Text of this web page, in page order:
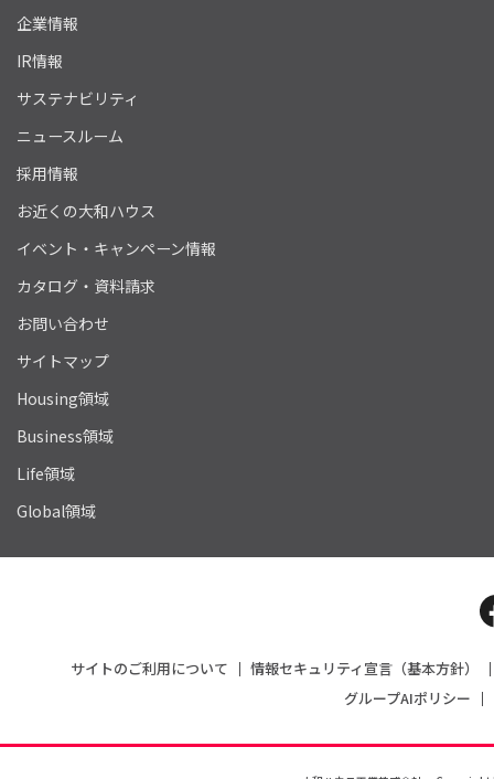
企業情報
IR情報
サステナビリティ
ニュースルーム
採用情報
お近くの大和ハウス
イベント・キャンペーン情報
カタログ・資料請求
お問い合わせ
サイトマップ
Housing領域
Business領域
Life領域
Global領域
サイトのご利用について
情報セキュリティ宣言（基本方針）
グループAIポリシー